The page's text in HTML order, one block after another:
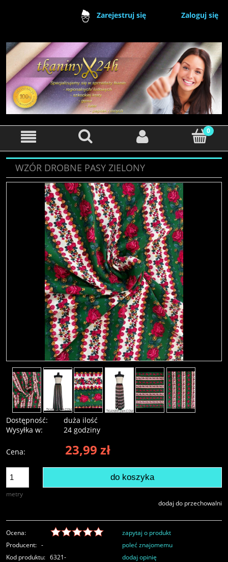
Zarejestruj się Zaloguj się
WZÓR DROBNE PASY ZIELONY
Dostępność:
duża ilość
Wysyłka w:
24 godziny
Cena: 23,99 zł
metry
do koszyka
dodaj do przechowalni
Ocena:
Producent: -
Kod produktu: 6321-
zapytaj o produkt
poleć znajomemu
dodaj opinię